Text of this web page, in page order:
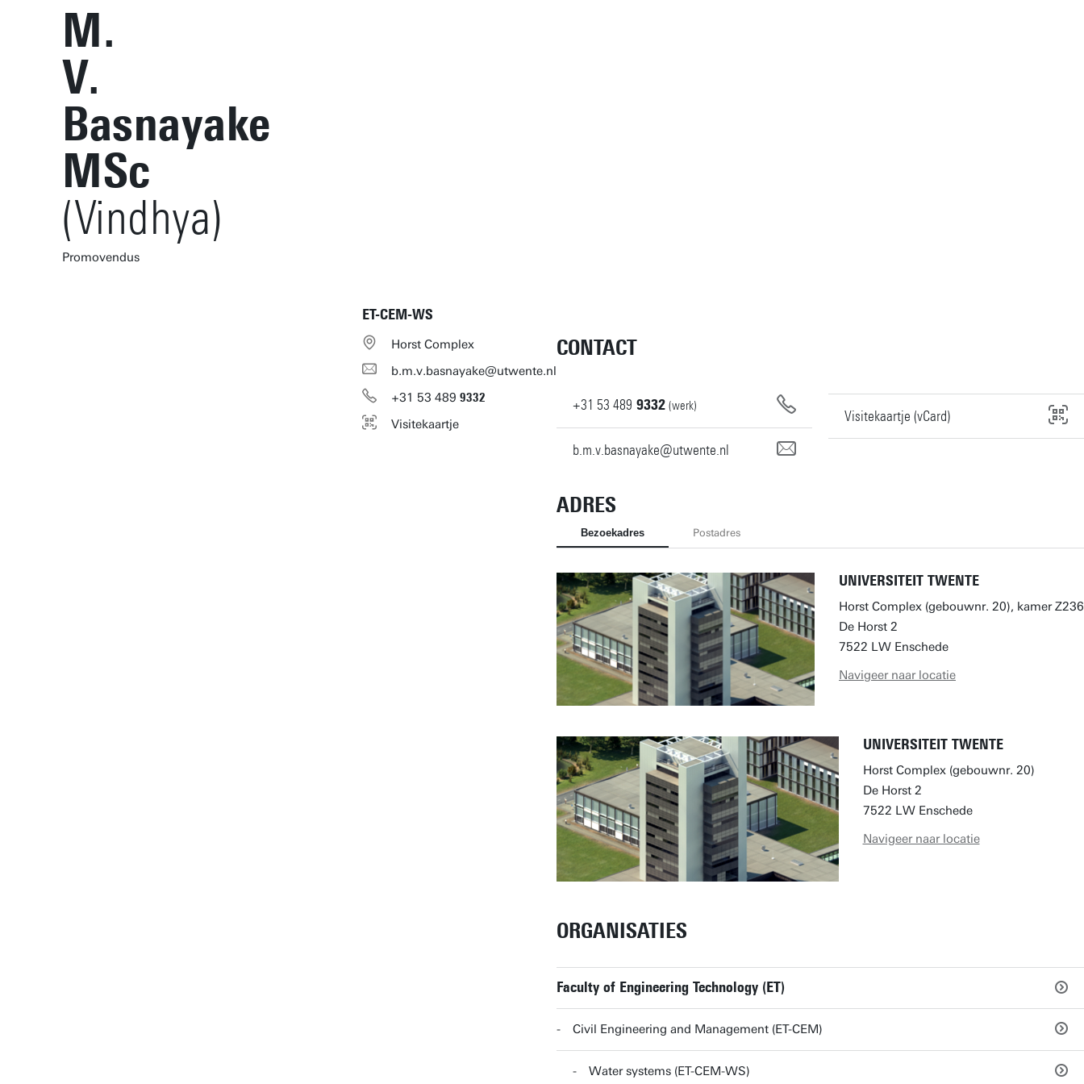
M.
V.
Basnayake
MSc
(Vindhya)
Promovendus
ET-CEM-WS
Horst Complex
b.m.v.basnayake@utwente.nl
+31 53 489 9332
Visitekaartje
CONTACT
+31 53 489 9332 (werk)
b.m.v.basnayake@utwente.nl
Visitekaartje (vCard)
ADRES
Bezoekadres Postadres
UNIVERSITEIT TWENTE
Horst Complex (gebouwnr. 20), kamer Z236
De Horst 2
7522 LW Enschede
Navigeer naar locatie
UNIVERSITEIT TWENTE
Horst Complex (gebouwnr. 20)
De Horst 2
7522 LW Enschede
Navigeer naar locatie
ORGANISATIES
Faculty of Engineering Technology (ET)
Civil Engineering and Management (ET-CEM)
Water systems (ET-CEM-WS)